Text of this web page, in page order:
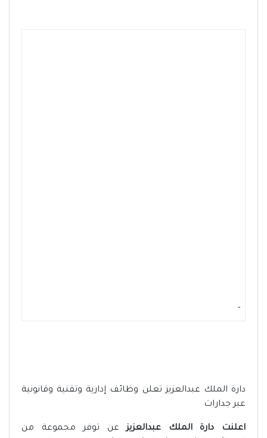
-
دارة الملك عبدالعزيز تعلن وظائف إدارية وتقنية وقانونية
عبر جدارات
اعلنت دارة الملك عبدالعزيزعن توفر مجموعة من